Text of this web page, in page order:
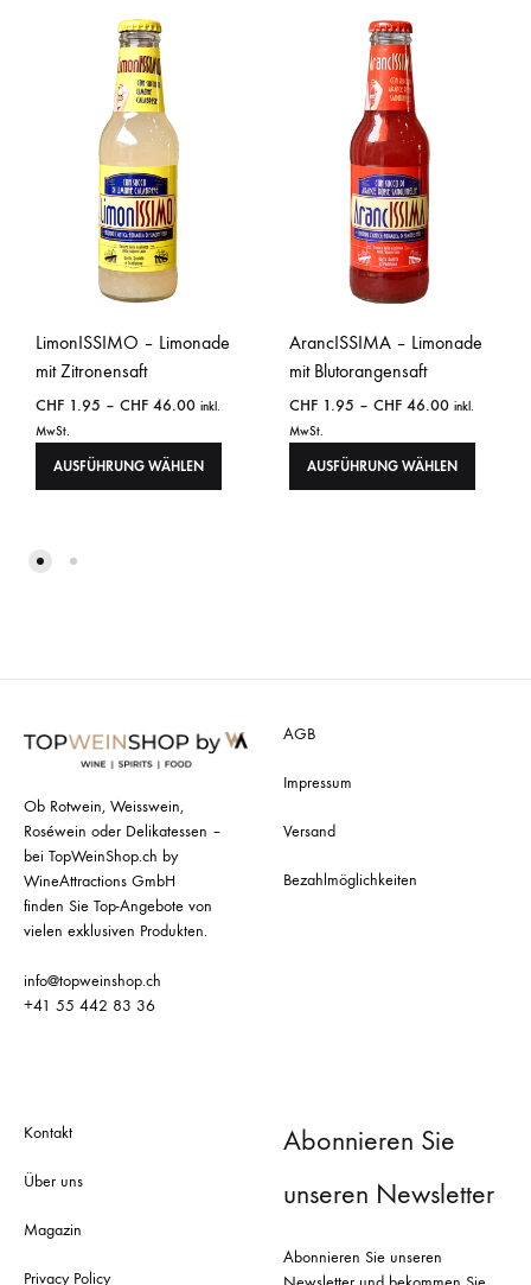
LimonISSIMO – Limonade
mit Zitronensaft
CHF 1.95 – CHF 46.00 inkl.
MwSt.
AUSFÜHRUNG WÄHLEN
ArancISSIMA – Limonade
mit Blutorangensaft
CHF 1.95 – CHF 46.00 inkl.
MwSt.
AUSFÜHRUNG WÄHLEN
Ob Rotwein, Weisswein,
Roséwein oder Delikatessen –
bei TopWeinShop.ch by
WineAttractions GmbH
finden Sie Top-Angebote von
vielen exklusiven Produkten.
info@topweinshop.ch
+41 55 442 83 36
AGB
Impressum
Versand
Bezahlmöglichkeiten
Kontakt
Über uns
Magazin
Privacy Policy
Abonnieren Sie
unseren Newsletter
Abonnieren Sie unseren